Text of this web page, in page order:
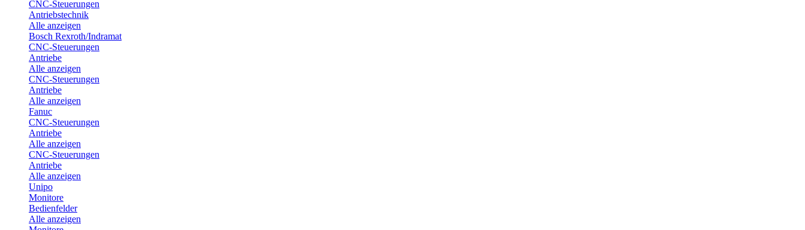
CNC-Steuerungen
Antriebstechnik
Alle anzeigen
Bosch Rexroth/Indramat
CNC-Steuerungen
Antriebe
Alle anzeigen
CNC-Steuerungen
Antriebe
Alle anzeigen
Fanuc
CNC-Steuerungen
Antriebe
Alle anzeigen
CNC-Steuerungen
Antriebe
Alle anzeigen
Unipo
Monitore
Bedienfelder
Alle anzeigen